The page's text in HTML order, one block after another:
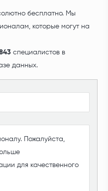
бесплатно. Мы
которые могут на
специалистов в
данных.